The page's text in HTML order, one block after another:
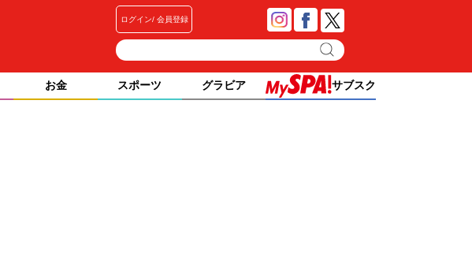
ログイン 会員登録
お金 スポーツ グラビア サブスク